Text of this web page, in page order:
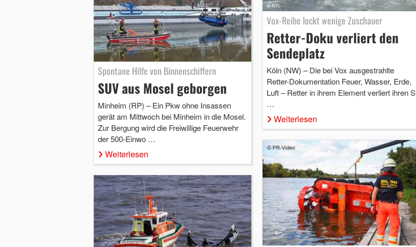
Spontane Hilfe von Binnenschiffern
SUV aus Mosel geborgen
Minheim (RP) – Ein Pkw ohne Insassen
gerät am Mittwoch bei Minheim in die Mosel.
Zur Bergung wird die Freiwillige Feuerwehr
der 500-Einwo …
Weiterlesen
Vox-Reihe lockt wenige Zuschauer
Retter-Doku verliert den
Sendeplatz
Köln (NW) – Die bei Vox ausgestrahlte
Retter-Dokumentation Feuer, Wasser, Erde,
Luft – Retter in ihrem Element verliert ihren S
…
Weiterlesen